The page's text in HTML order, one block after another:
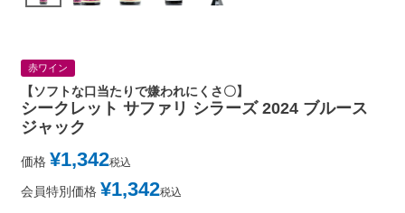
赤ワイン
【ソフトな口当たりで嫌われにくさ〇】
シークレット サファリ シラーズ 2024 ブルース
ジャック
価格 ¥1,342税込
会員特別価格 ¥1,342税込